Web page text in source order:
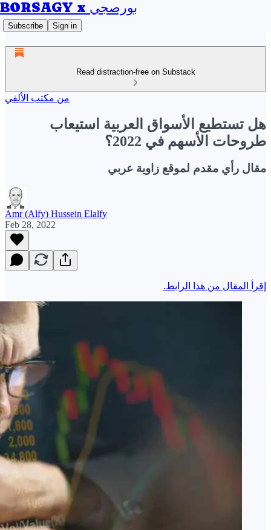
BORSAGY x بورصجي
Subscribe Sign in
Read distraction-free on Substack
من مكتب الألفي
هل تستطيع الأسواق العربية استيعاب
طروحات الأسهم في 2022؟
مقال رأي مقدم لموقع زاوية عربي
Amr (Alfy) Hussein Elalfy
Feb 28, 2022
إقرأ المقال من هذا الرابط.